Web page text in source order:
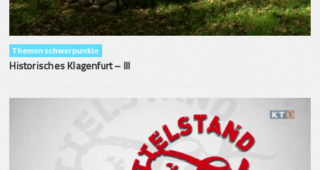
Themenschwerpunkte
Historisches Klagenfurt – III